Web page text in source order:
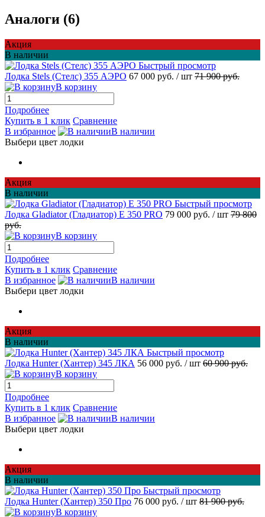
Аналоги (6)
Акция
В наличии
Быстрый просмотр
Лодка Stels (Стелс) 355 АЭРО 67 000 руб. / шт 71 900 руб.
В корзину
Подробнее
Купить в 1 клик Сравнение
В избранное
В наличии
Выбери цвет лодки
Акция
В наличии
Быстрый просмотр
Лодка Gladiator (Гладиатор) E 350 PRO 79 000 руб. / шт 79 800
руб.
В корзину
Подробнее
Купить в 1 клик Сравнение
В избранное
В наличии
Выбери цвет лодки
Акция
В наличии
Быстрый просмотр
Лодка Hunter (Хантер) 345 ЛКА 56 000 руб. / шт 60 900 руб.
В корзину
Подробнее
Купить в 1 клик Сравнение
В избранное
В наличии
Выбери цвет лодки
Акция
В наличии
Быстрый просмотр
Лодка Hunter (Хантер) 350 Про 76 000 руб. / шт 81 900 руб.
В корзину